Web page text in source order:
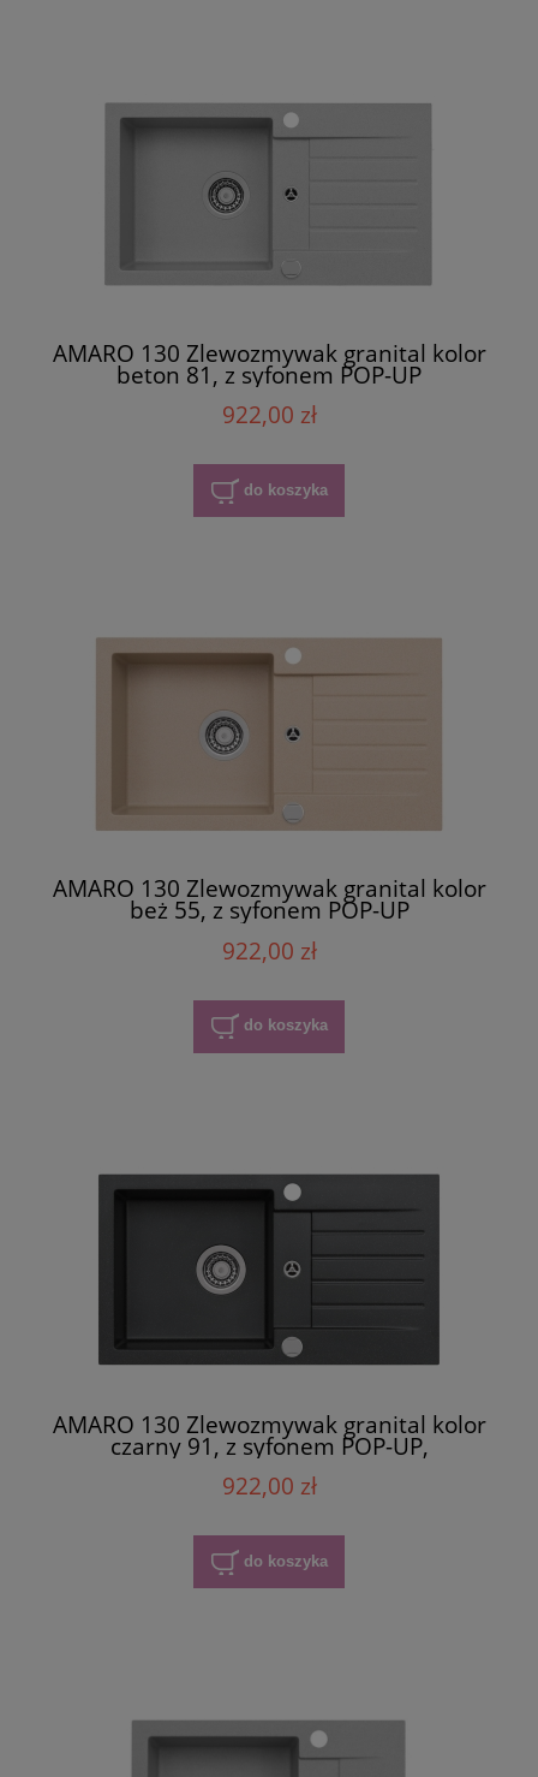
AMARO 130 Zlewozmywak granital kolor
beton 81, z syfonem POP-UP
922,00 zł
do koszyka
AMARO 130 Zlewozmywak granital kolor
beż 55, z syfonem POP-UP
922,00 zł
do koszyka
AMARO 130 Zlewozmywak granital kolor
czarny 91, z syfonem POP-UP,
922,00 zł
do koszyka